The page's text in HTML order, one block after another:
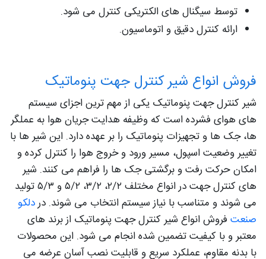
توسط سیگنال های الکتریکی کنترل می شود.
ارائه کنترل دقیق و اتوماسیون.
فروش انواع شیر کنترل جهت پنوماتیک
شیر کنترل جهت پنوماتیک یکی از مهم‌ ترین اجزای سیستم‌
های هوای فشرده است که وظیفه هدایت جریان هوا به عملگر
ها، جک‌ ها و تجهیزات پنوماتیک را بر عهده دارد. این شیر ها با
تغییر وضعیت اسپول، مسیر ورود و خروج هوا را کنترل کرده و
امکان حرکت رفت و برگشتی جک‌ ها را فراهم می‌ کنند. شیر
های کنترل جهت در انواع مختلف ۲/۲، ۳/۲، ۵/۲ و ۵/۳ تولید
می‌ شوند و متناسب با نیاز سیستم انتخاب می‌ شوند. دردلکو
صنعت فروش انواع شیر کنترل جهت پنوماتیک از برند های
معتبر و با کیفیت تضمین‌ شده انجام می‌ شود. این محصولات
با بدنه مقاوم، عملکرد سریع و قابلیت نصب آسان عرضه می‌